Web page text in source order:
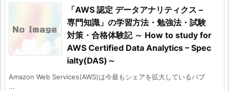
「AWS 認定 データアナリティクス –
専門知識」の学習方法・勉強法・試験
対策・合格体験記 ～ How to study for
AWS Certified Data Analytics – Spec
ialty(DAS)～
Amazon Web Services(AWS)は今最もシェアを拡大しているパブ
...